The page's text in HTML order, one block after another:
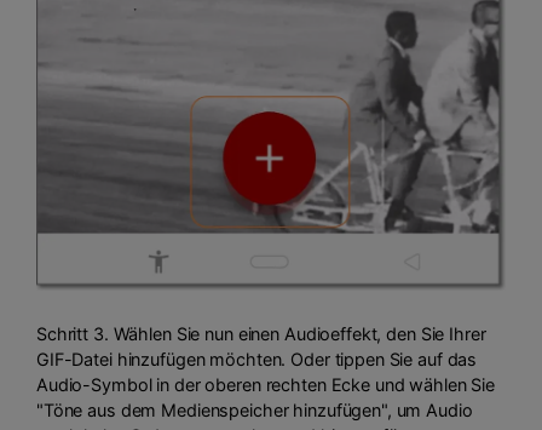
Schritt 3. Wählen Sie nun einen Audioeffekt, den Sie Ihrer
GIF-Datei hinzufügen möchten. Oder tippen Sie auf das
Audio-Symbol in der oberen rechten Ecke und wählen Sie
"Töne aus dem Medienspeicher hinzufügen", um Audio